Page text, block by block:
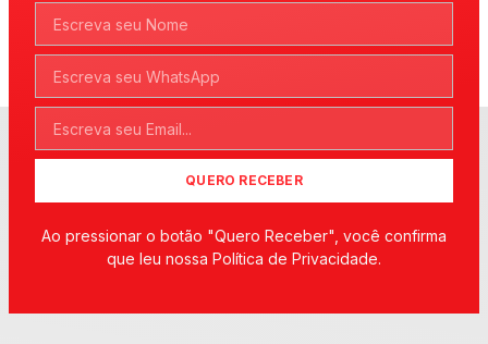
QUERO RECEBER
Ao pressionar o botão "Quero Receber", você confirma
que leu nossa Política de Privacidade.